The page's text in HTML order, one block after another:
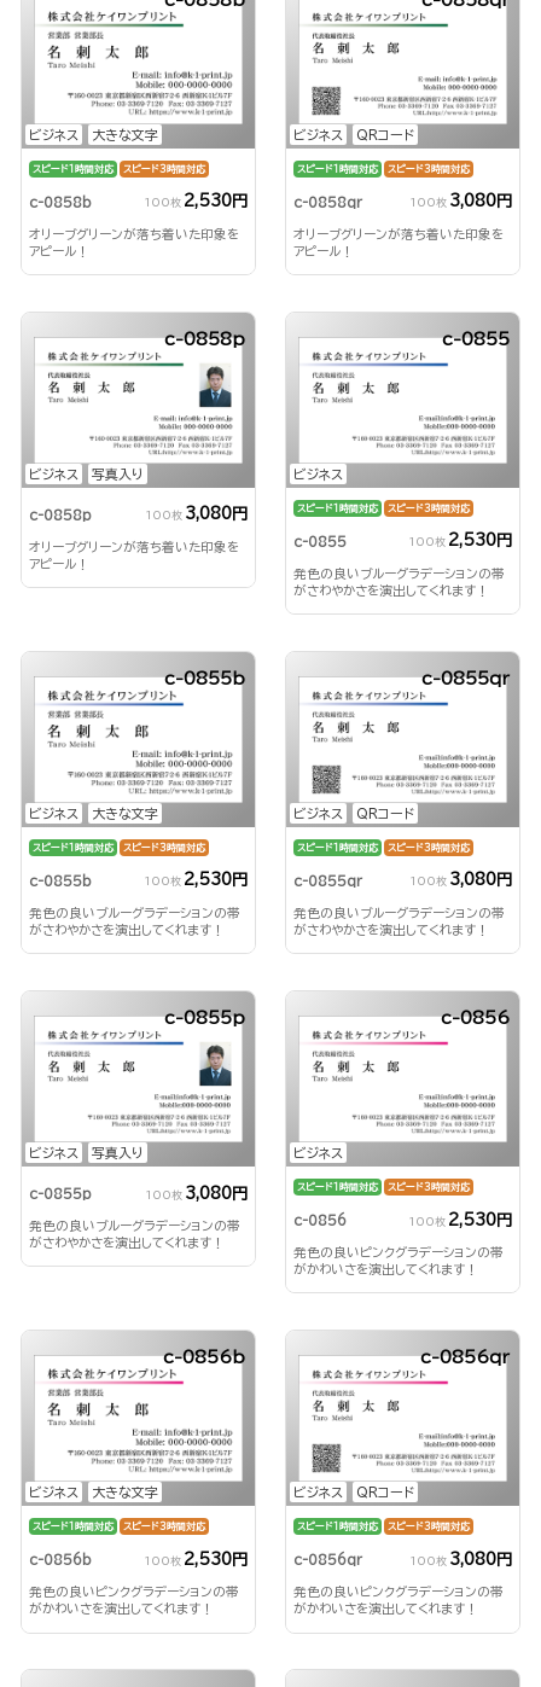
ビジネス 大きな文字
スピード1時間対応 スピード3時間対応
c-0858b 100枚 2,530円
オリーブグリーンが落ち着いた印象を
アピール！
ビジネス QRコード
スピード1時間対応 スピード3時間対応
c-0858qr 100枚 3,080円
オリーブグリーンが落ち着いた印象を
アピール！
ビジネス 写真入り
c-0858p
c-0858p 100枚 3,080円
オリーブグリーンが落ち着いた印象を
アピール！
ビジネス
c-0855
スピード1時間対応 スピード3時間対応
c-0855 100枚 2,530円
発色の良いブルーグラデーションの帯
がさわやかさを演出してくれます！
ビジネス 大きな文字
c-0855b
スピード1時間対応 スピード3時間対応
c-0855b 100枚 2,530円
発色の良いブルーグラデーションの帯
がさわやかさを演出してくれます！
ビジネス QRコード
c-0855qr
スピード1時間対応 スピード3時間対応
c-0855qr 100枚 3,080円
発色の良いブルーグラデーションの帯
がさわやかさを演出してくれます！
ビジネス 写真入り
c-0855p
c-0855p 100枚 3,080円
発色の良いブルーグラデーションの帯
がさわやかさを演出してくれます！
ビジネス
c-0856
スピード1時間対応 スピード3時間対応
c-0856 100枚 2,530円
発色の良いピンクグラデーションの帯
がかわいさを演出してくれます！
ビジネス 大きな文字
c-0856b
スピード1時間対応 スピード3時間対応
c-0856b 100枚 2,530円
発色の良いピンクグラデーションの帯
がかわいさを演出してくれます！
ビジネス QRコード
c-0856qr
スピード1時間対応 スピード3時間対応
c-0856qr 100枚 3,080円
発色の良いピンクグラデーションの帯
がかわいさを演出してくれます！